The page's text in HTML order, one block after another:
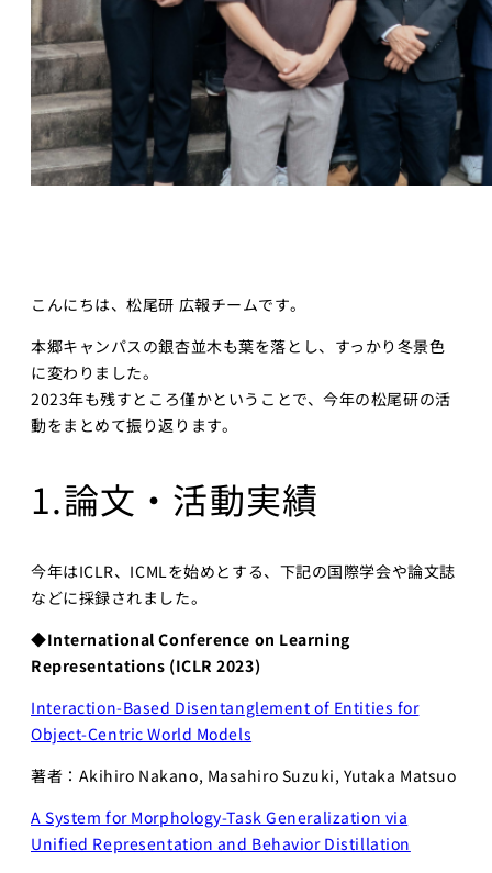
ンス
GCI（グ
ローバル
消費イン
テリジェ
ンス寄付
講座）
プログラ
用IIC
金融市場取引
と機械学習
礎
Learning 基
礎講座
Deep
Learning応
ル
深層強化
深層生成
GENIAC
PRIZE 2026
Physical AI
開発コンペテ
ィション
2026
一覧
採用・学生募集
求人一覧
んへ
こんにちは、松尾研 広報チームです。
本郷キャンパスの銀杏並木も葉を落とし、すっかり冬景色
に変わりました。
2023年も残すところ僅かということで、今年の松尾研の活
動をまとめて振り返ります。
1.論文・活動実績
今年はICLR、ICMLを始めとする、下記の国際学会や論文誌
などに採録されました。
◆International Conference on Learning
Representations (ICLR 2023)
Interaction-Based Disentanglement of Entities for
Object-Centric World Models
著者：​​​​​​​​​​​​Akihiro Nakano, Masahiro Suzuki, Yutaka Matsuo
A System for Morphology-Task Generalization via
Unified Representation and Behavior Distillation